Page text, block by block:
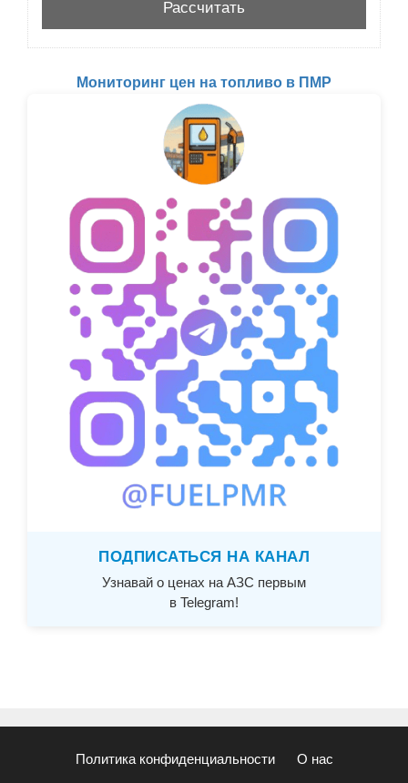
Мониторинг цен на топливо в ПМР
ПОДПИСАТЬСЯ НА КАНАЛ
Узнавай о ценах на АЗС первым
в Telegram!
Политика конфиденциальности О нас